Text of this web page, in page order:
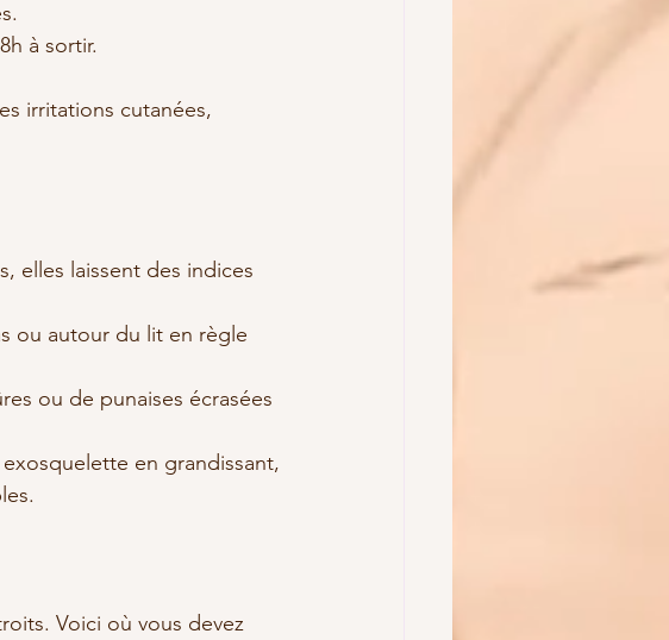
à sortir.
irritations cutanées,
elles laissent des indices
ou autour du lit en règle
ou de punaises écrasées
en grandissant,
Voici où vous devez